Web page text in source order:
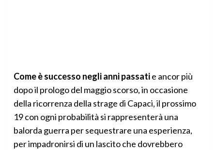
Come è successo negli anni passatie ancor più
dopo il prologo del maggio scorso, in occasione
della ricorrenza della strage di Capaci, il prossimo
19 con ogni probabilità si rappresenterà una
balorda guerra per sequestrare una esperienza,
per impadronirsi di un lascito che dovrebbero